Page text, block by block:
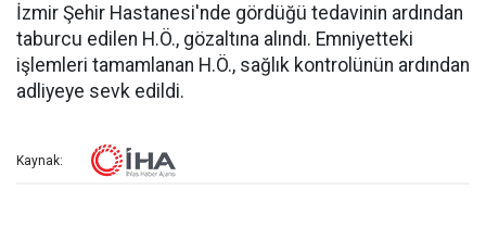
İzmir Şehir Hastanesi'nde gördüğü tedavinin ardından
taburcu edilen H.Ö., gözaltına alındı. Emniyetteki
işlemleri tamamlanan H.Ö., sağlık kontrolünün ardından
adliyeye sevk edildi.
Kaynak: